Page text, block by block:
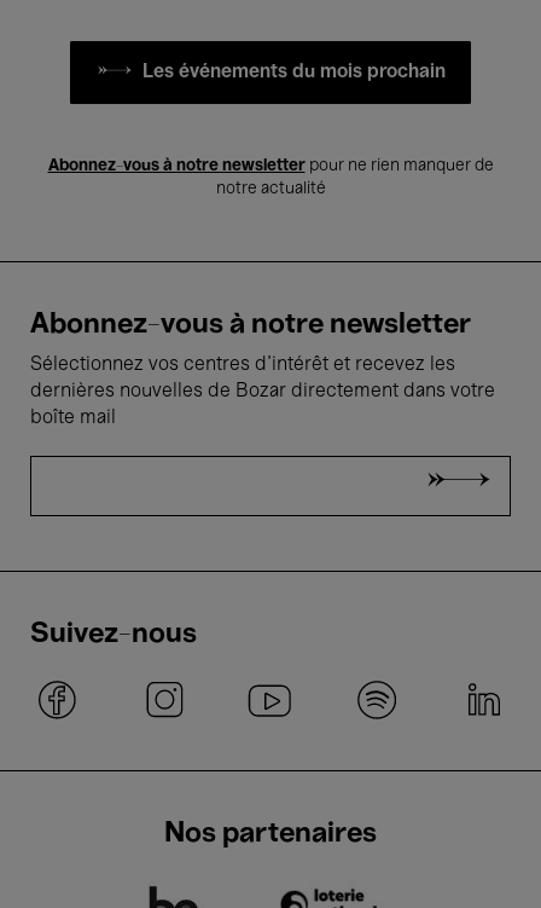
Les événements du mois prochain
Abonnez-vous à notre newsletterpour ne rien manquer de
notre actualité
Abonnez-vous à notre newsletter
Sélectionnez vos centres d'intérêt et recevez les
dernières nouvelles de Bozar directement dans votre
boîte mail
Suivez-nous
Nos partenaires